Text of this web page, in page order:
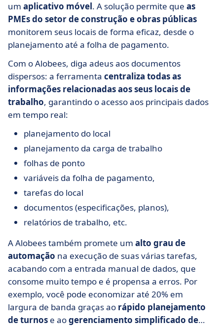
um aplicativo móvel. A solução permite que as
PMEs do setor de construção e obras públicas
monitorem seus locais de forma eficaz, desde o
planejamento até a folha de pagamento.
Com o Alobees, diga adeus aos documentos
dispersos: a ferramenta centraliza todas as
informações relacionadas aos seus locais de
trabalho, garantindo o acesso aos principais dados
em tempo real:
planejamento do local
planejamento da carga de trabalho
folhas de ponto
variáveis da folha de pagamento,
tarefas do local
documentos (especificações, planos),
relatórios de trabalho, etc.
A Alobees também promete um alto grau de
automação na execução de suas várias tarefas,
acabando com a entrada manual de dados, que
consome muito tempo e é propensa a erros. Por
exemplo, você pode economizar até 20% em
largura de banda graças ao rápido planejamento
de turnos e aogerenciamento simplificado de